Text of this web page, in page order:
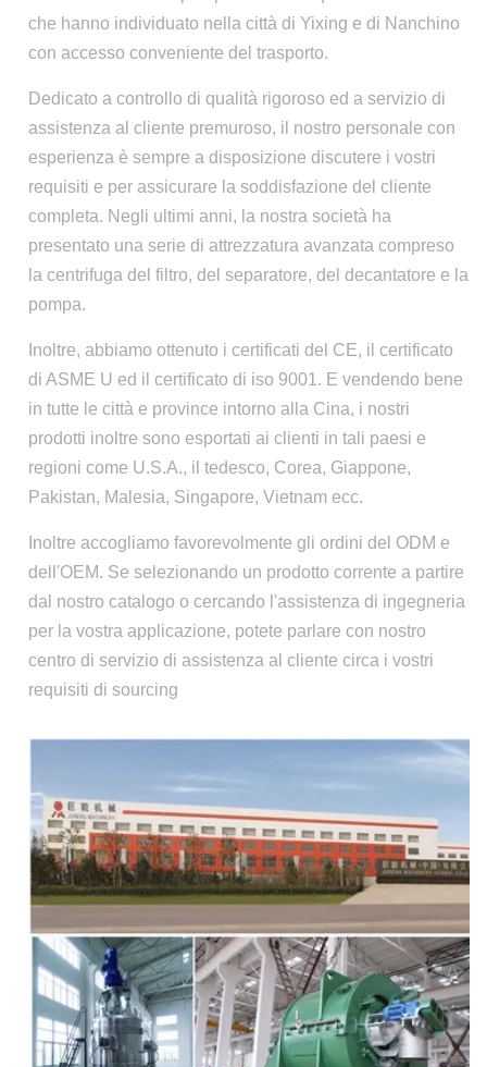
che hanno individuato nella città di Yixing e di Nanchino
con accesso conveniente del trasporto.
Dedicato a controllo di qualità rigoroso ed a servizio di
assistenza al cliente premuroso, il nostro personale con
esperienza è sempre a disposizione discutere i vostri
requisiti e per assicurare la soddisfazione del cliente
completa. Negli ultimi anni, la nostra società ha
presentato una serie di attrezzatura avanzata compreso
la centrifuga del filtro, del separatore, del decantatore e la
pompa.
Inoltre, abbiamo ottenuto i certificati del CE, il certificato
di ASME U ed il certificato di iso 9001. E vendendo bene
in tutte le città e province intorno alla Cina, i nostri
prodotti inoltre sono esportati ai clienti in tali paesi e
regioni come U.S.A., il tedesco, Corea, Giappone,
Pakistan, Malesia, Singapore, Vietnam ecc.
Inoltre accogliamo favorevolmente gli ordini del ODM e
dell'OEM. Se selezionando un prodotto corrente a partire
dal nostro catalogo o cercando l'assistenza di ingegneria
per la vostra applicazione, potete parlare con nostro
centro di servizio di assistenza al cliente circa i vostri
requisiti di sourcing